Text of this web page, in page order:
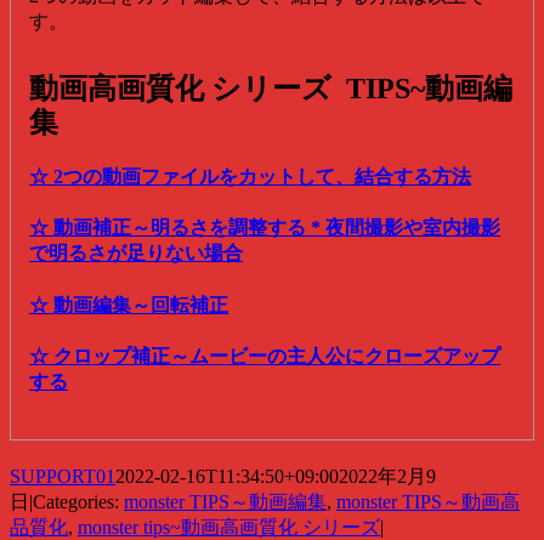
す。
動画高画質化 シリーズ TIPS~動画編
集
☆ 2つの動画ファイルをカットして、結合する方法
☆ 動画補正～明るさを調整する * 夜間撮影や室内撮影
で明るさが足りない場合
☆ 動画編集～回転補正
☆ クロップ補正～ムービーの主人公にクローズアップ
する
SUPPORT01 2022-02-16T11:34:50+09:002022年2月9
日 |Categories: monster TIPS～動画編集, monster TIPS～動画高
品質化, monster tips~動画高画質化 シリーズ|